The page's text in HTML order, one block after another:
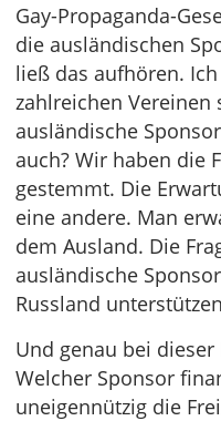
Gay-Propaganda-
die ausländischen
ließ das aufhören.
zahlreichen
ausländische
auch? Wir haben die
gestemmt. Die
eine andere. Man
dem Ausland. Die
ausländische
Russland
Und genau bei
Welcher Sponsor
uneigennützig die